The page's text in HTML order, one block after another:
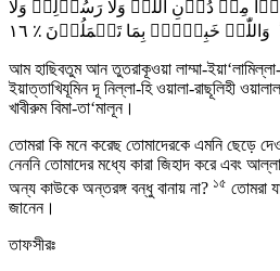
مِنۡ دُوۡنِ اللّٰہِ وَلَا رَسُوۡلِہٖ وَلَا
خَبِیۡرٌۢ بِمَا تَعۡمَلُوۡنَ ٪ ١٦
আম হাছিবতুম আন তুতরাকূওয়া লাম্মা-
ইয়াত্তাখিযূমিন দূ নিল্লা-হি ওয়ালা-রাছূলিহী
খাবীরুম বিমা-তা‘মালূন।
তোমরা কি মনে করেছ তোমাদেরকে এমনি ছেড়ে
নেননি তোমাদের মধ্যে কারা জিহাদ করে এবং
অন্য কাউকে অন্তরঙ্গ বন্ধু বানায় না? ১৫ তোমরা
জানেন।
তাফসীরঃ